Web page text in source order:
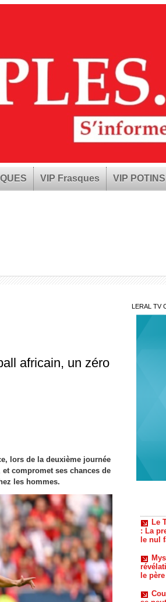
VIP Frasques VIP POTINS
africain, un zéro
lors de la deuxième journée
compromet ses chances de
les hommes.
LERAL TV
le nul
se